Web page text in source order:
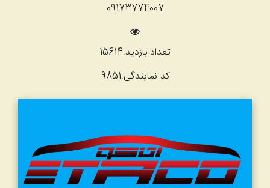
09173774007
تعداد بازدید:15614
کد نمایندگی:9851